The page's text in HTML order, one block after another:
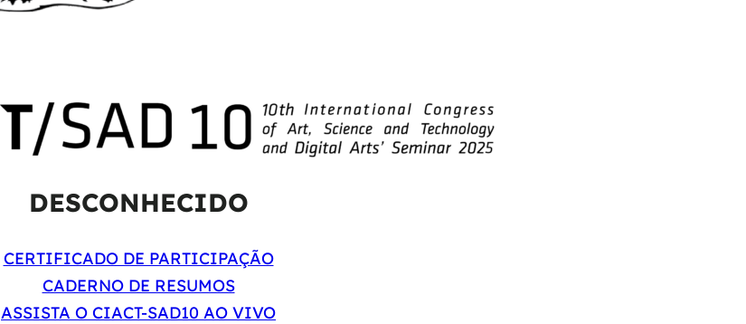
DESCONHECIDO
CERTIFICADO DE PARTICIPAÇÃO
CADERNO DE RESUMOS
ASSISTA O CIACT-SAD10 AO VIVO